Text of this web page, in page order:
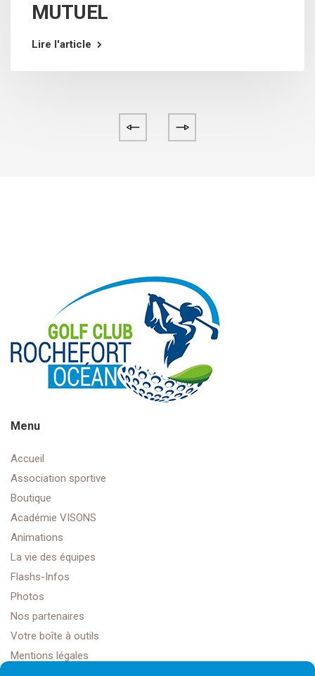
MUTUEL
Lire l'article
Menu
Accueil
Association sportive
Boutique
Académie VISONS
Animations
La vie des équipes
Flashs-Infos
Photos
Nos partenaires
Votre boîte à outils
Mentions légales